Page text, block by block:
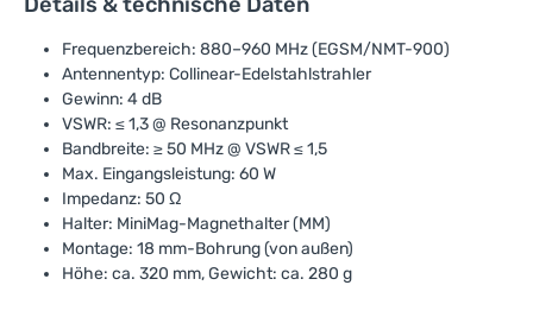
Frequenzbereich: 880–960 MHz (EGSM/NMT-900)
Antennentyp: Collinear-Edelstahlstrahler
Gewinn: 4 dB
VSWR: ≤ 1,3 @ Resonanzpunkt
Bandbreite: ≥ 50 MHz @ VSWR ≤ 1,5
Max. Eingangsleistung: 60 W
Impedanz: 50 Ω
Halter: MiniMag-Magnethalter (MM)
Montage: 18 mm-Bohrung (von außen)
Höhe: ca. 320 mm, Gewicht: ca. 280 g